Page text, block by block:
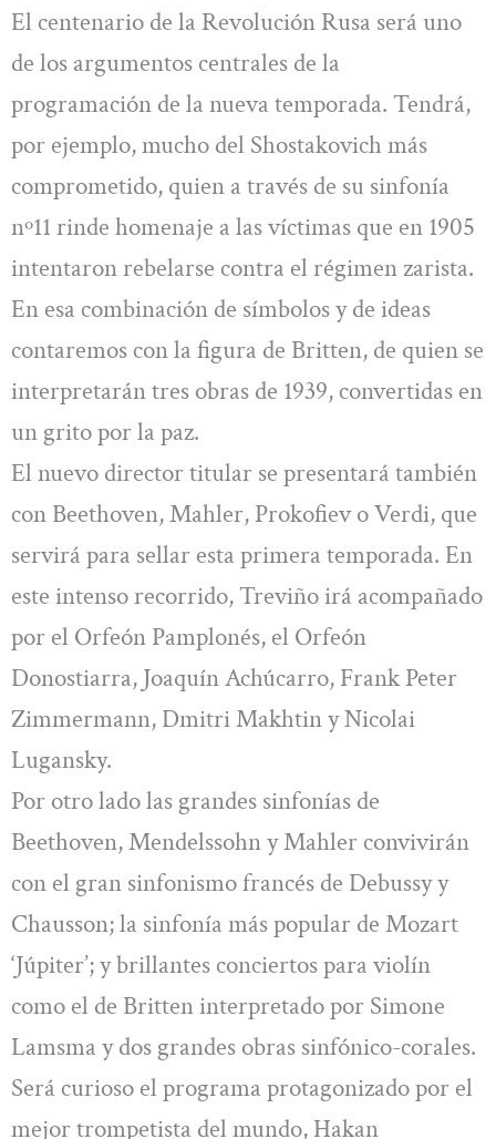
El centenario de la Revolución Rusa será uno
de los argumentos centrales de la
programación de la nueva temporada. Tendrá,
por ejemplo, mucho del Shostakovich más
comprometido, quien a través de su sinfonía
nº11 rinde homenaje a las víctimas que en 1905
intentaron rebelarse contra el régimen zarista.
En esa combinación de símbolos y de ideas
contaremos con la figura de Britten, de quien se
interpretarán tres obras de 1939, convertidas en
un grito por la paz.
El nuevo director titular se presentará también
con Beethoven, Mahler, Prokofiev o Verdi, que
servirá para sellar esta primera temporada. En
este intenso recorrido, Treviño irá acompañado
por el Orfeón Pamplonés, el Orfeón
Donostiarra, Joaquín Achúcarro, Frank Peter
Zimmermann, Dmitri Makhtin y Nicolai
Lugansky.
Por otro lado las grandes sinfonías de
Beethoven, Mendelssohn y Mahler convivirán
con el gran sinfonismo francés de Debussy y
Chausson; la sinfonía más popular de Mozart
‘Júpiter’; y brillantes conciertos para violín
como el de Britten interpretado por Simone
Lamsma y dos grandes obras sinfónico-corales.
Será curioso el programa protagonizado por el
mejor trompetista del mundo, Hakan